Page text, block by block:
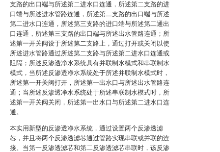
支路的出口端与所述第二进水口连通，所述第二支路的进
口端与所述进水管路连通，所述第二支路的出口端与所述
第二进水口连通，所述第三支路的进口端与所述第二通出
口连通，所述第三支路的出口端与所述出水管路连通；所
述第一开关阀设于所述第二支路上，通过打开或关闭以使
所述进水管路通过所述第二支路与所述第二进水口连通或
阻隔；所述反渗透净水系统具有并联制水模式和串联制水
模式，当所述反渗透净水系统处于所述并联制水模式时，
所述第一开关阀打开，所述第一出水口与所述出水管路连
通；当所述反渗透净水系统处于所述串联制水模式时，所
述第一开关阀关闭，所述第一出水口与所述第二进水口连
通。
本实用新型的反渗透净水系统，通过设置两个反渗透滤
芯，并且将两个反渗透滤芯通过管路实现串联或并联的连
接。当第一反渗透滤芯和第二反渗透滤芯串联时，该反渗